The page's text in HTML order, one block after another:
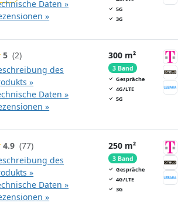
Daten »
»
5G
3G
5 (2)
des
»
Daten »
»
300 m²
3 Band
Gespräche
4G/LTE
5G
4.9 (77)
des
»
Daten »
»
250 m²
3 Band
Gespräche
4G/LTE
3G